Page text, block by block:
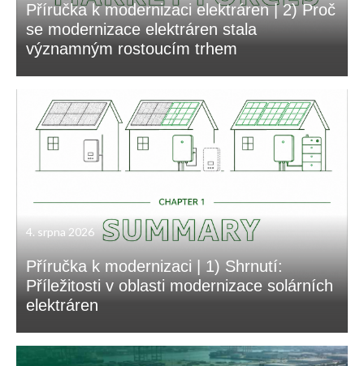
Příručka k modernizaci elektráren | 2) Proč
se modernizace elektráren stala
významným rostoucím trhem
4. srpna 2026
Příručka k modernizaci | 1) Shrnutí:
Příležitosti v oblasti modernizace solárních
elektráren